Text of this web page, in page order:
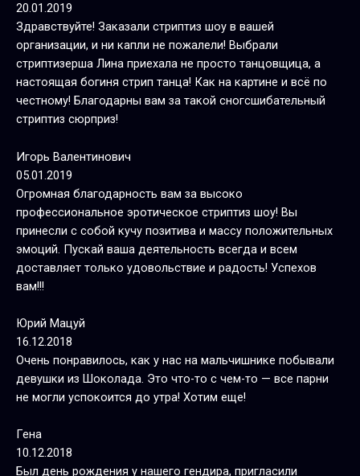
20.01.2019
Здравствуйте! Заказали стриптиз шоу в вашей
организации, и ни капли не пожалели! Выбрали
стриптизерша Лина приехала не просто танцовщица, а
настоящая богиня стрип танца! Как на картине и всё по
честному! Благодарны вам за такой сногсшибательный
стриптиз сюрприз!
Игорь Валентинович
05.01.2019
Огромная благодарность вам за высоко
профессиональное эротическое стриптиз шоу! Вы
принесли с собой кучу позитива и массу положительных
эмоций. Пускай ваша деятельность всегда и всем
доставляет только удовольствие и радость! Успехов
вам!!!
Юрий Мацуй
16.12.2018
Очень понравилось, как у нас на мальчишнике побывали
девушки из Шоколада. Это что-то с чем-то — все парни
не могли успокоится до утра! Хотим еще!
Гена
10.12.2018
Был день рождения у нашего гендира, пригласили